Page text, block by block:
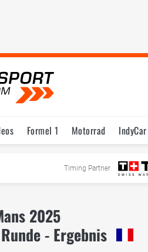
Formel 1 Motorrad IndyCar
Timing Partner
2025
- Ergebnis